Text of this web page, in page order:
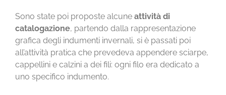
Sono state poi proposte alcune attività di
catalogazione, partendo dalla rappresentazione
grafica degli indumenti invernali, si è passati poi
all’attività pratica che prevedeva appendere sciarpe,
cappellini e calzini a dei fili: ogni filo era dedicato a
uno specifico indumento.